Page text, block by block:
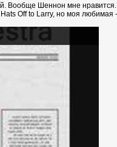
Вообще Шеннон мне
Off to Larry, но моя любимая